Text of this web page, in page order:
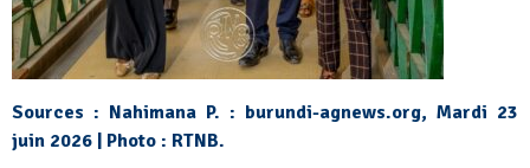
Sources : Nahimana P. : burundi-agnews.org, Mardi 23
juin 2026 | Photo : RTNB.